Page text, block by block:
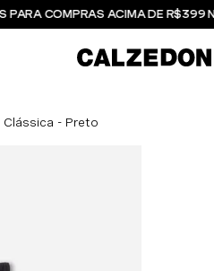
PARA COMPRAS ACIMA DE R$399
- Preto